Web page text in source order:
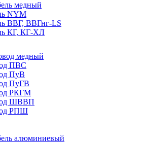
медный
NYM
ВВГ, ВВГнг-LS
КГ, КГ-ХЛ
медный
ПВС
ПуВ
ПуГВ
РКГМ
ШВВП
РПШ
алюминиевый